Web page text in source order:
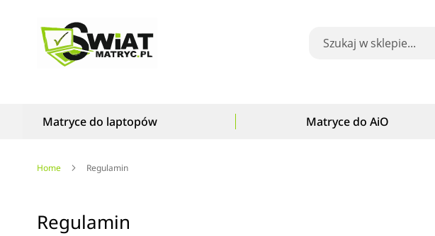
Matryce do laptopów Matryce do AiO
Home Regulamin
Regulamin